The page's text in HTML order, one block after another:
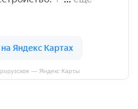
— Яндекс Карты